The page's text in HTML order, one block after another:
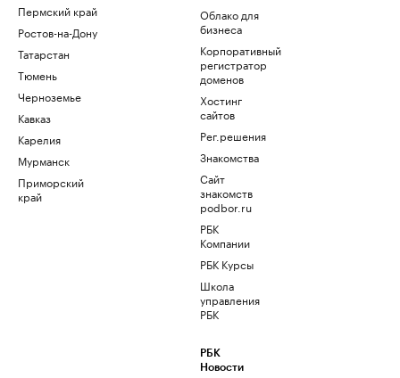
Пермский край
Ростов-на-Дону
Татарстан
Тюмень
Черноземье
Кавказ
Карелия
Мурманск
Приморский
край
Облако для
бизнеса
Корпоративный
регистратор
доменов
Хостинг
сайтов
Рег.решения
Знакомства
Сайт
знакомств
podbor.ru
РБК
Компании
РБК Курсы
Школа
управления
РБК
РБК
Новости